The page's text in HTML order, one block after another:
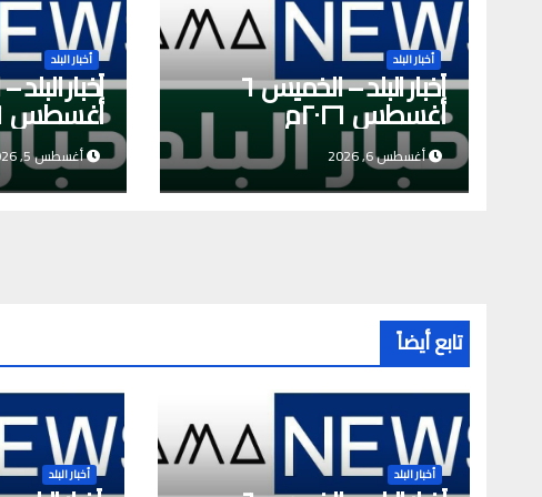
أخبار البلد
أخبار البلد – الخميس ٦
أغسطس ٢٠٢٦م
أغسطس 6, 2026
أخبار البلد
أغسطس ٢٠٢٦م
أغسطس 5, 2026
تابع أيضاً
أخبار البلد أخبار البلد